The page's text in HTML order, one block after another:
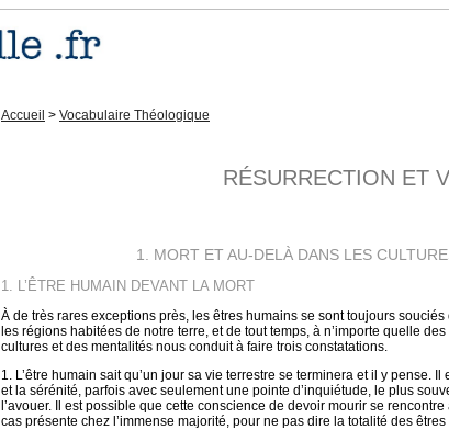
Accueil > Vocabulaire Théologique
RÉSURRECTION ET
1. MORT ET AU-DELÀ DANS LES
1. L’ÊTRE HUMAIN DEVANT LA MORT
À de très rares exceptions près, les êtres humains se sont toujours
les régions habitées de notre terre, et de tout temps, à n’importe quelle
cultures et des mentalités nous conduit à faire trois constatations.
1. L’être humain sait qu’un jour sa vie terrestre se terminera et il y pense.
et la sérénité, parfois avec seulement une pointe d’inquiétude, le plus
l’avouer. Il est possible que cette conscience de devoir mourir se
cas présente chez l’immense majorité, pour ne pas dire la totalité des